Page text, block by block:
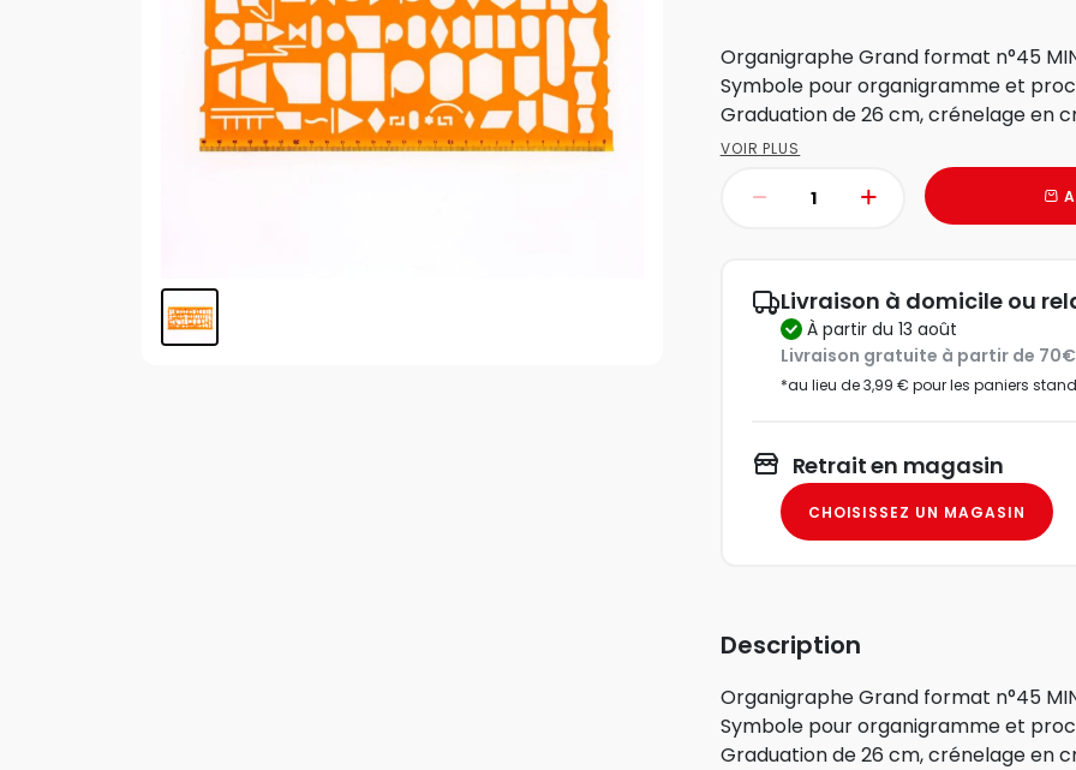
Organigraphe Grand format n°45
Symbole pour organigramme et
Graduation de 26 cm, crénelage en
VOIR PLUS
Livraison à domicile ou
à partir du 13 août
Livraison gratuite à partir de
*au lieu de 3,99 € pour les paniers
Retrait en magasin
CHOISISSEZ UN MAGASIN
Description
Organigraphe Grand format n°45
Symbole pour organigramme et
Graduation de 26 cm, crénelage en